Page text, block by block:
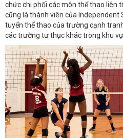
chức chi phối các môn thể thao liên
cũng là thành viên của Independent
tuyển thể thao của trường cạnh
các trường tư thục khác trong khu